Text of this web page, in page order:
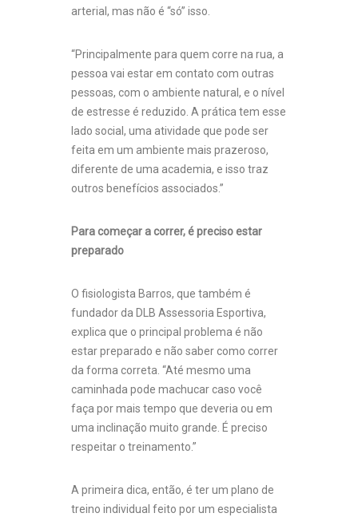
arterial, mas não é “só” isso.
“Principalmente para quem corre na rua, a
pessoa vai estar em contato com outras
pessoas, com o ambiente natural, e o nível
de estresse é reduzido. A prática tem esse
lado social, uma atividade que pode ser
feita em um ambiente mais prazeroso,
diferente de uma academia, e isso traz
outros benefícios associados.”
Para começar a correr, é preciso estar
preparado
O fisiologista Barros, que também é
fundador da DLB Assessoria Esportiva,
explica que o principal problema é não
estar preparado e não saber como correr
da forma correta. “Até mesmo uma
caminhada pode machucar caso você
faça por mais tempo que deveria ou em
uma inclinação muito grande. É preciso
respeitar o treinamento.”
A primeira dica, então, é ter um plano de
treino individual feito por um especialista